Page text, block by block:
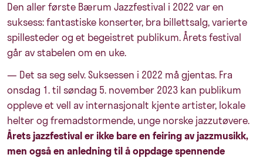
Den aller første Bærum Jazzfestival i 2022 var en
suksess: fantastiske konserter, bra billettsalg, varierte
spillesteder og et begeistret publikum. Årets festival
går av stabelen om en uke.
— Det sa seg selv. Suksessen i 2022 må gjentas. Fra
onsdag 1. til søndag 5. november 2023 kan publikum
oppleve et vell av internasjonalt kjente artister, lokale
helter og fremadstormende, unge norske jazzutøvere.
Årets jazzfestival er ikke bare en feiring av jazzmusikk,
men også en anledning til å oppdage spennende